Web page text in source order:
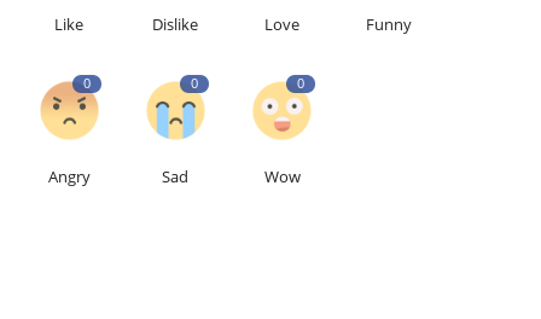
Like Dislike Love Funny
0
Angry
0
Sad
0
Wow